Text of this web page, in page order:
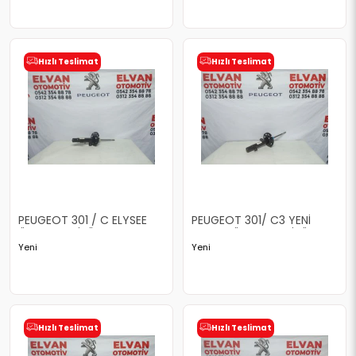
Hızlı Teslimat
PEUGEOT 301 / C ELYSEE
ÖN AMORTİSÖR
Yeni
Hızlı Teslimat
PEUGEOT 301/ C3 YENİ
MODEL ÖN AMORTİSÖR
Yeni
Hızlı Teslimat Hızlı Teslimat